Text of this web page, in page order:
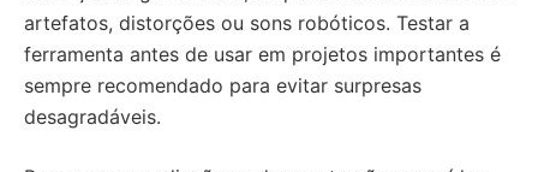
artefatos, distorções ou sons robóticos. Testar a
ferramenta antes de usar em projetos importantes é
sempre recomendado para evitar surpresas
desagradáveis.